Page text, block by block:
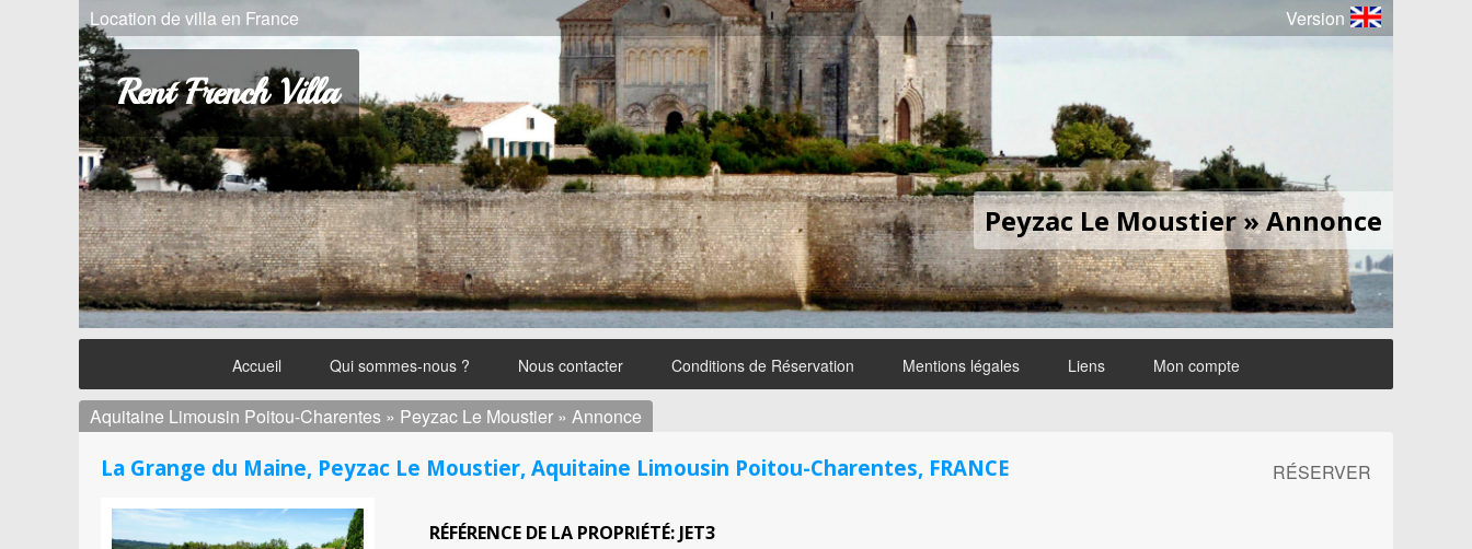
Location de villa en France Version
Rent French Villa
Peyzac Le Moustier » Annonce
Accueil Qui sommes-nous ? Nous contacter Conditions de Réservation Mentions légales Liens Mon compte
Aquitaine Limousin Poitou-Charentes » Peyzac Le Moustier » Annonce
La Grange du Maine, Peyzac Le Moustier, Aquitaine Limousin Poitou-Charentes, FRANCE RÉSERVER
RÉFÉRENCE DE LA PROPRIÉTÉ: JET3